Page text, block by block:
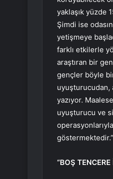
yaklaşık yüzde
Şimdi ise
yetişmeye
farklı etkilerle
araştıran bir
gençler böyle
uyuşturucudan,
yazıyor.
uyuşturucu ve
göstermektedir.”
“BOŞ